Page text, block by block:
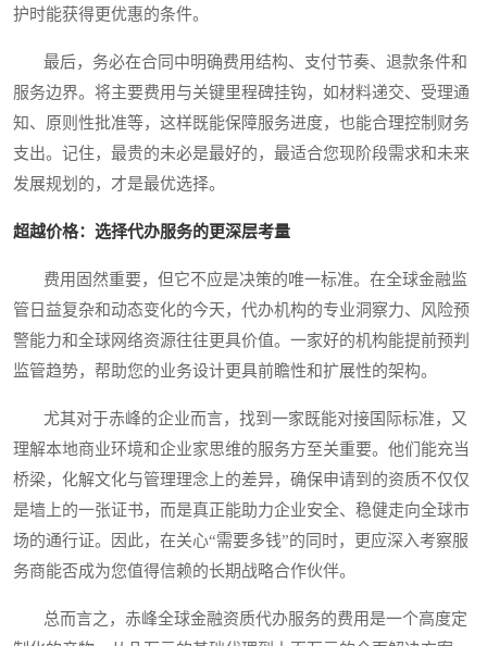
护时能获得更优惠的条件。
最后，务必在合同中明确费用结构、支付节奏、退款条件和
服务边界。将主要费用与关键里程碑挂钩，如材料递交、受理通
知、原则性批准等，这样既能保障服务进度，也能合理控制财务
支出。记住，最贵的未必是最好的，最适合您现阶段需求和未来
发展规划的，才是最优选择。
超越价格：选择代办服务的更深层考量
费用固然重要，但它不应是决策的唯一标准。在全球金融监
管日益复杂和动态变化的今天，代办机构的专业洞察力、风险预
警能力和全球网络资源往往更具价值。一家好的机构能提前预判
监管趋势，帮助您的业务设计更具前瞻性和扩展性的架构。
尤其对于赤峰的企业而言，找到一家既能对接国际标准，又
理解本地商业环境和企业家思维的服务方至关重要。他们能充当
桥梁，化解文化与管理理念上的差异，确保申请到的资质不仅仅
是墙上的一张证书，而是真正能助力企业安全、稳健走向全球市
场的通行证。因此，在关心“需要多钱”的同时，更应深入考察服
务商能否成为您值得信赖的长期战略合作伙伴。
总而言之，赤峰全球金融资质代办服务的费用是一个高度定